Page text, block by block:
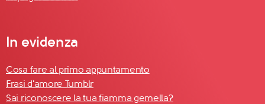
In evidenza
Cosa fare al primo appuntamento
Frasi d'amore Tumblr
Sai riconoscere la tua fiamma gemella?